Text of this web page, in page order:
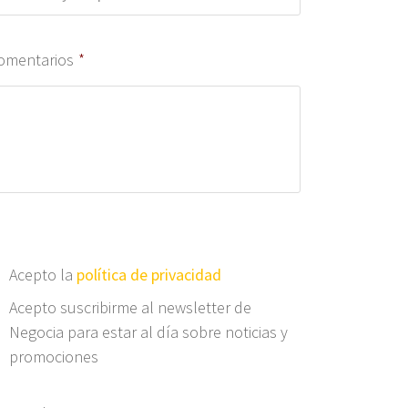
*
Acepto la política de privacidad
Acepto suscribirme al newsletter de
Negocia para estar al día sobre noticias y
promociones